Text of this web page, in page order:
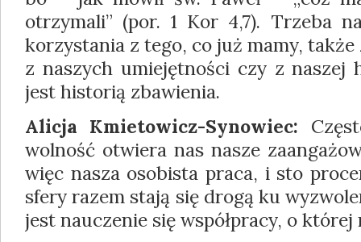
otrzymali” (por. 1 Kor 4,7). Trzeba
korzystania z tego, co już mamy, także
z naszych umiejętności czy z naszej
jest historią zbawienia.
Alicja Kmietowicz-Synowiec:
wolność otwiera nas nasze
więc nasza osobista praca, i sto
sfery razem stają się drogą ku
jest nauczenie się współpracy, o której